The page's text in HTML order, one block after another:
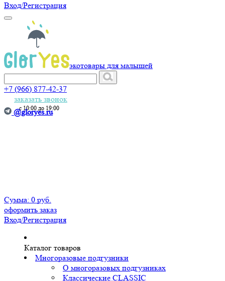
Вход/Регистрация
экотовары для малышей
+7 (966) 877-42-37
заказать звонок
с 10:00 до 19:00
@gloryes.ru
Сумма: 0 руб.
оформить заказ
Вход/Регистрация
Каталог товаров
Многоразовые подгузники
О многоразовых подгузниках
Классические CLASSIC